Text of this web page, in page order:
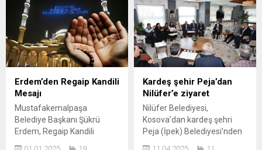
Belediye Başkanlığı ile
Bodrum Halk Eğitim Merkezi
Müdürlüğü arasında kültür,
sanat, el sanatları ve meslek
edindirme alanlarında çeşitli
eğitim etkinlikleri
düzenlenmesine dair iş
birliği protokolü imzalandı.
Protokolün amacı, Bodrum
Belediyesi sınırları içinde
örgün eğitimden...
giren öğrencilere, ders
çalıştıkları Nilüfer Gençlik
Evi’nde de çorba dağıtımına
başladı. 2014 yılından bu
yana üniversite
öğrencilerine ücretsiz çorba
ikramında bulunan Nilüfer
Belediyesi, final döneminde
çorba ikramını Görükle’deki
Nilüfer Gençlik Evi’nde de
sürdürecek. Hafta içi...
Erdem’den Regaip Kandili
Mesajı
Mustafakemalpaşa
Belediye Başkanı Şükrü
Erdem, Regaip Kandili
Kardeş şehir Peja’dan
Nilüfer’e ziyaret
Nilüfer Belediyesi,
Kosova’dan kardeş şehri
Peja (İpek) Belediyesi’nden